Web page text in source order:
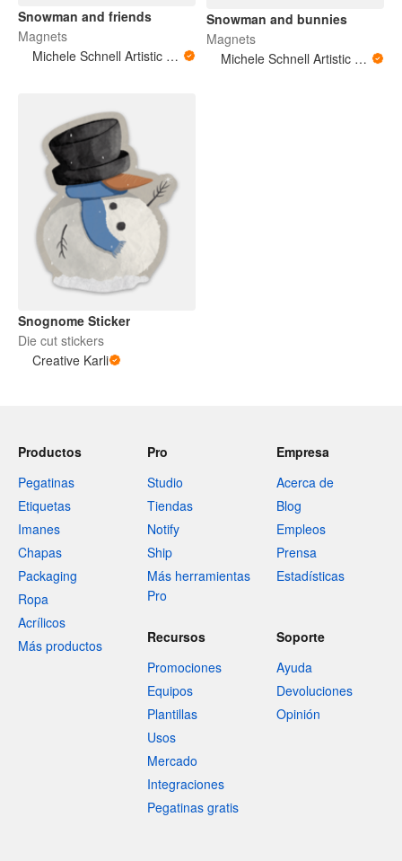
Snowman and friends
Magnets
Michele Schnell Artistic Expressions of Heart and Soul. PNW animals and more
Snowman and bunnies
Magnets
Michele Schnell Artistic Expressions of Heart and Soul. PNW animals and more
Snognome Sticker
Die cut stickers
Creative Karli
Productos
Pegatinas
Etiquetas
Imanes
Chapas
Packaging
Ropa
Acrílicos
Más productos
Pro
Studio
Tiendas
Notify
Ship
Más herramientas
Pro
Empresa
Acerca de
Blog
Empleos
Prensa
Estadísticas
Recursos
Promociones
Equipos
Plantillas
Usos
Mercado
Integraciones
Pegatinas gratis
Soporte
Ayuda
Devoluciones
Opinión